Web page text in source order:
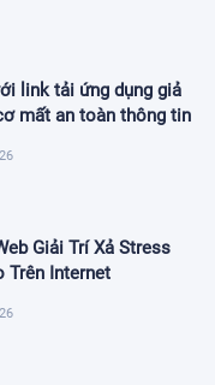
link tải ứng dụng giả
mất an toàn thông tin
Giải Trí Xả Stress
Trên Internet